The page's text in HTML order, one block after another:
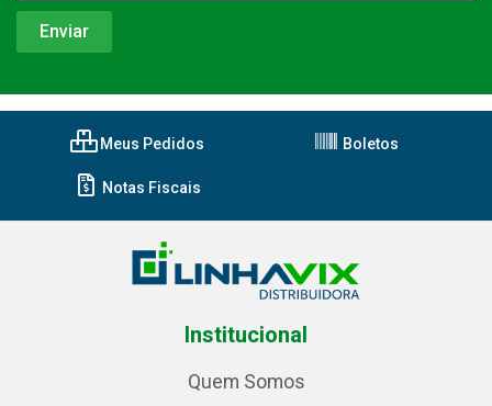
Meus Pedidos Boletos
Notas Fiscais
Institucional
Quem Somos